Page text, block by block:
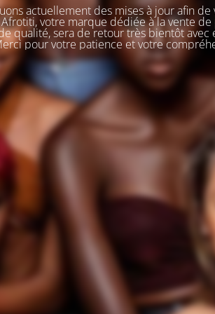
actuellement des mises à jour afin
votre marque dédiée à la vente
qualité, sera de retour très bientôt avec
pour votre patience et votre